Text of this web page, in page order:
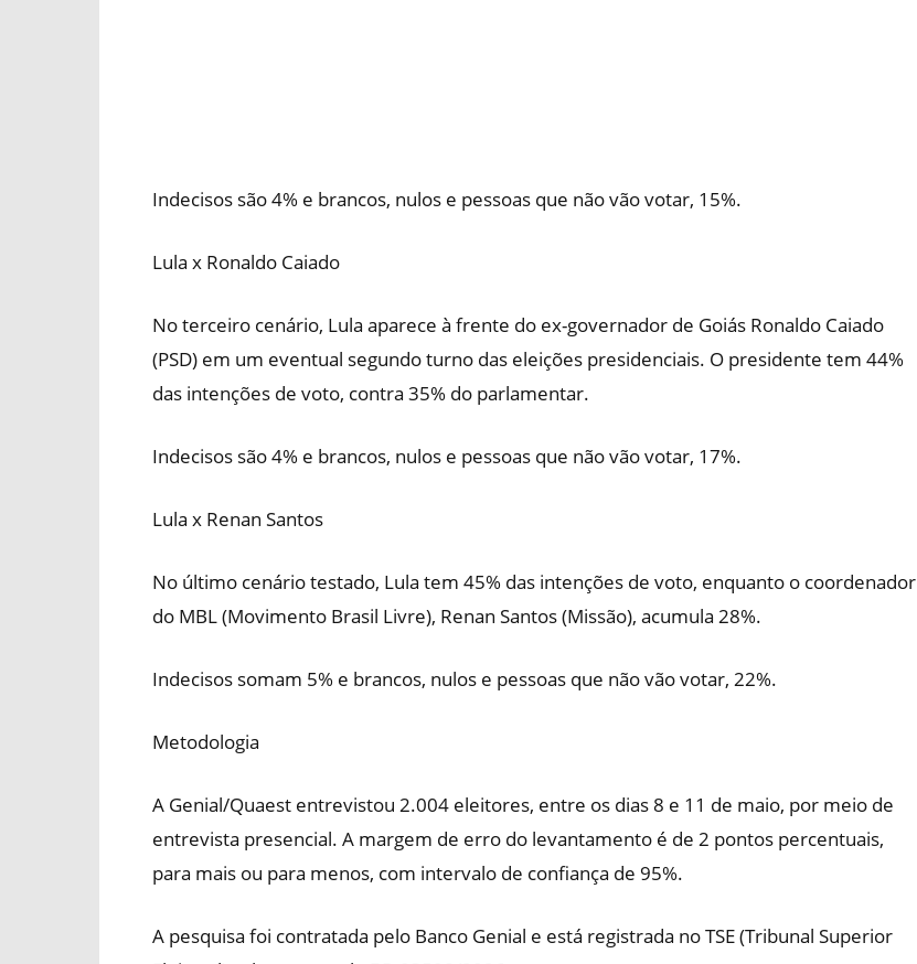
Indecisos são 4% e brancos, nulos e pessoas que não vão votar, 15%.
Lula x Ronaldo Caiado
No terceiro cenário, Lula aparece à frente do ex-governador de Goiás Ronaldo Caiado
(PSD) em um eventual segundo turno das eleições presidenciais. O presidente tem 44%
das intenções de voto, contra 35% do parlamentar.
Indecisos são 4% e brancos, nulos e pessoas que não vão votar, 17%.
Lula x Renan Santos
No último cenário testado, Lula tem 45% das intenções de voto, enquanto o coordenador
do MBL (Movimento Brasil Livre), Renan Santos (Missão), acumula 28%.
Indecisos somam 5% e brancos, nulos e pessoas que não vão votar, 22%.
Metodologia
A Genial/Quaest entrevistou 2.004 eleitores, entre os dias 8 e 11 de maio, por meio de
entrevista presencial. A margem de erro do levantamento é de 2 pontos percentuais,
para mais ou para menos, com intervalo de confiança de 95%.
A pesquisa foi contratada pelo Banco Genial e está registrada no TSE (Tribunal Superior